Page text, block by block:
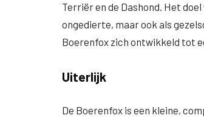
Terriër en de Dashond. Het
ongedierte, maar ook als
Boerenfox zich ontwikkeld tot
Uiterlijk
De Boerenfox is een kleine,